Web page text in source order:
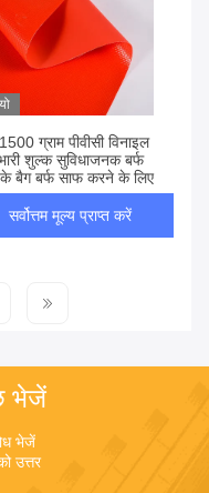
ग्राम पीवीसी विनाइल
शुल्क सुविधाजनक बर्फ
बैग बर्फ साफ करने के लिए
सर्वोत्तम मूल्य प्राप्त करें
भेजें
भेजें
उत्तर